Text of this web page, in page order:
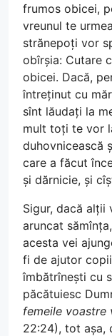
frumos obicei,
vreunul te
strănepoți vor
obîrșia: Cutare
obicei. Dacă,
întreținut cu
sînt lăudați la
mult toți te vor
duhovnicească
care a făcut
și dărnicie, și
Sigur, dacă alții
aruncat
acesta vei
fi de ajutor
îmbătrînești cu
păcătuiesc
femeile
22:24), tot așa,